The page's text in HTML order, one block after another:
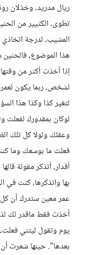
ريال مدريد، وخذلان
تطوى، الكثيير من
المشيب، لدرجة
هذا الموضوع،
إذا أخذت أكثر من
لشخص، ربما يكون
لتغير كذا وكذا هذا
لوكان بمقدورك
وعقلك ولولا كل تلك
فعلت ما بوسعك وما
أقدار، أتذكر مقولة
بها واتذكرها، كنت في
عمر معين ستدرك أن
أخذت فقط ماقدر لك
يوم وتقول ليتني
بعدها". حينها شعرت